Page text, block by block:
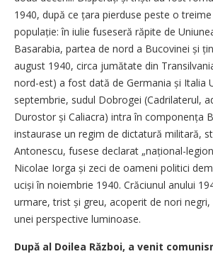
1940, după ce țara pierduse peste o
populație: în iulie fuseseră răpite de
Basarabia, partea de nord a Bucovinei și
august 1940, circa jumătate din
nord-est) a fost dată de Germania și Italia
septembrie, sudul Dobrogei (Cadrilaterul,
Durostor și Caliacra) intra în componența
instaurase un regim de dictatură militară,
Antonescu, fusese declarat „național-
Nicolae Iorga și zeci de oameni politici
uciși în noiembrie 1940. Crăciunul anului
urmare, trist și greu, acoperit de nori
unei perspective luminoase.
După al Doilea Război, a venit